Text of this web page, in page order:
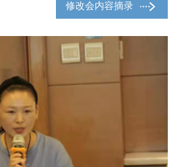
修改会内容摘录